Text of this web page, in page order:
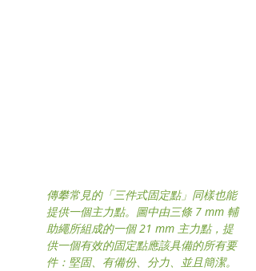
傳攀常見的「三件式固定點」同樣也能
提供一個主力點。圖中由三條 7 mm 輔
助繩所組成的一個 21 mm 主力點，提
供一個有效的固定點應該具備的所有要
件：堅固、有備份、分力、並且簡潔。